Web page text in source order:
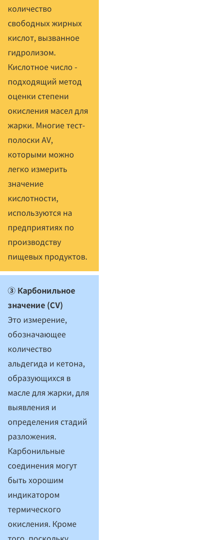
количество
свободных жирных
кислот, вызванное
гидролизом.
Кислотное число -
подходящий метод
оценки степени
окисления масел для
жарки. Многие тест-
полоски AV,
которыми можно
легко измерить
значение
кислотности,
используются на
предприятиях по
производству
пищевых продуктов.
③ Карбонильное
значение (CV)
Это измерение,
обозначающее
количество
альдегида и кетона,
образующихся в
масле для жарки, для
выявления и
определения стадий
разложения.
Карбонильные
соединения могут
быть хорошим
индикатором
термического
окисления. Кроме